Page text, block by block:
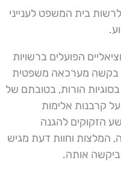
בית המשפט לענייני
הפועלים ברשויות
בקשה מערכאה משפטית
הורות, בטובתם של
קרבנות אלימות
הזקוקים להגנה
המלצות וחוות דעת מגיש
אותה.